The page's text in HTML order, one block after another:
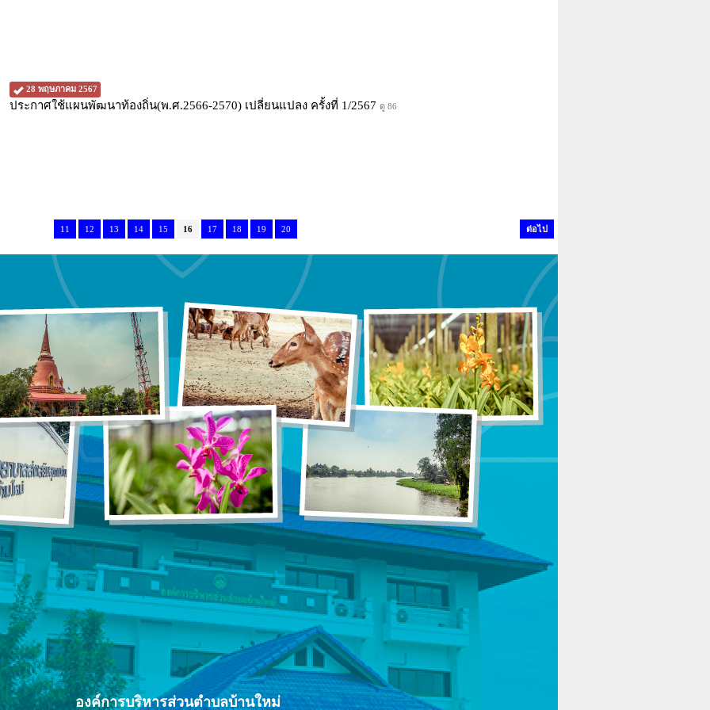
28 พฤษภาคม 2567
ประกาศใช้แผนพัฒนาท้องถิ่น(พ.ศ.2566-2570) เปลี่ยนแปลง ครั้งที่ 1/2567 ดู 86
11 12 13 14 15 16 17 18 19 20 ต่อไป
องค์การบริหารส่วนตำบลบ้านใหม่